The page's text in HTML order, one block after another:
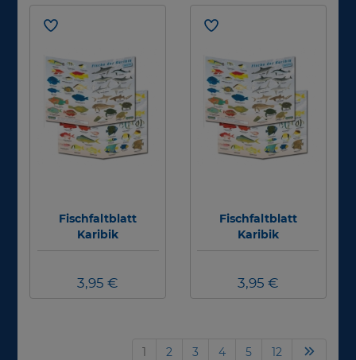
Fischfaltblatt
Karibik
3,95 €
Fischfaltblatt
Karibik
3,95 €
1 2 3 4 5 12